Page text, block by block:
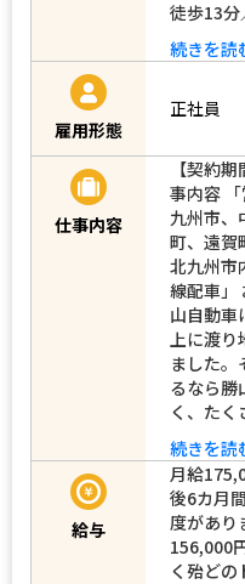
徒歩13
続きを読
雇用形態
正社員
仕事内容
【契約
事内容
九州市、
町、遠賀
北九州市
線配車」
山自動車
上に渡
ました。
るなら勝
く、た
続きを読
給与
月給
後6カ月
度があり
156,000
く殆ど